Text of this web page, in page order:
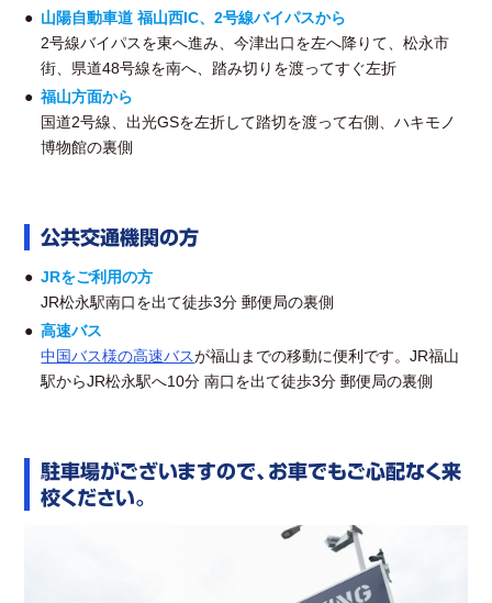
山陽自動車道 福山西IC、2号線バイパスから
2号線バイパスを東へ進み、今津出口を左へ降りて、松永市
街、県道48号線を南へ、踏み切りを渡ってすぐ左折
福山方面から
国道2号線、出光GSを左折して踏切を渡って右側、ハキモノ
博物館の裏側
公共交通機関の方
JRをご利用の方
JR松永駅南口を出て徒歩3分 郵便局の裏側
高速バス
中国バス様の高速バスが福山までの移動に便利です。JR福山
駅からJR松永駅へ10分 南口を出て徒歩3分 郵便局の裏側
駐車場がございますので、お車でもご心配なく来
校ください。